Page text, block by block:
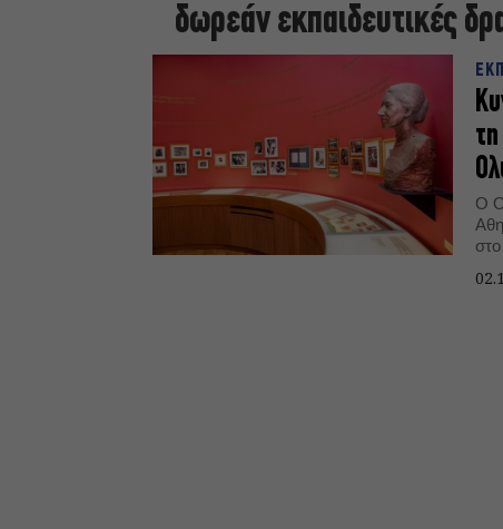
δωρεάν εκπαιδευτικές
Ο